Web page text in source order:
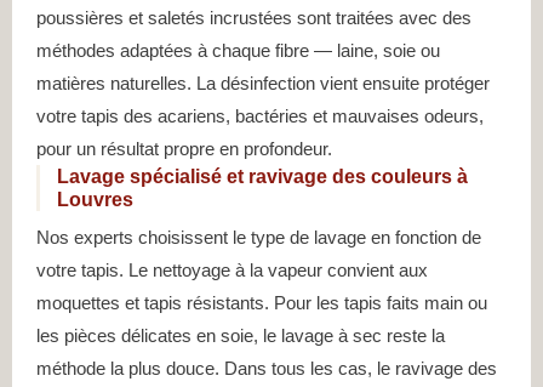
poussières et saletés incrustées sont traitées avec des
méthodes adaptées à chaque fibre — laine, soie ou
matières naturelles. La désinfection vient ensuite protéger
votre tapis des acariens, bactéries et mauvaises odeurs,
pour un résultat propre en profondeur.
Lavage spécialisé et ravivage des couleurs à
Louvres
Nos experts choisissent le type de lavage en fonction de
votre tapis. Le nettoyage à la vapeur convient aux
moquettes et tapis résistants. Pour les tapis faits main ou
les pièces délicates en soie, le lavage à sec reste la
méthode la plus douce. Dans tous les cas, le ravivage des